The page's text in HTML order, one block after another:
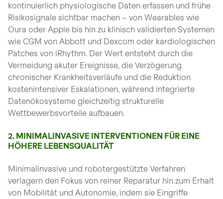
kontinuierlich physiologische Daten erfassen und frühe
Risikosignale sichtbar machen – von Wearables wie
Oura oder Apple bis hin zu klinisch validierten Systemen
wie CGM von Abbott und Dexcom oder kardiologischen
Patches von iRhythm. Der Wert entsteht durch die
Vermeidung akuter Ereignisse, die Verzögerung
chronischer Krankheitsverläufe und die Reduktion
kostenintensiver Eskalationen, während integrierte
Datenökosysteme gleichzeitig strukturelle
Wettbewerbsvorteile aufbauen.
2. MINIMALINVASIVE INTERVENTIONEN FÜR EINE
HÖHERE LEBENSQUALITÄT
Minimalinvasive und robotergestützte Verfahren
verlagern den Fokus von reiner Reparatur hin zum Erhalt
von Mobilität und Autonomie, indem sie Eingriffe